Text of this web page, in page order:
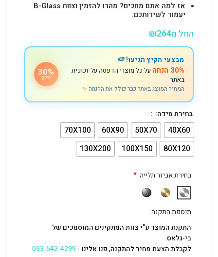
אז למה אתם מחכים? מהרו להזמין וצוות B-Glass
יעמוד לשירותכם.
החל מ ₪264
מבצעי הקיץ הגיעו! 🍉
30% הנחה
על כל מוצרי הדפסה על זכוכית
באתר
המחיר המוצג באתר כבר כולל את ההנחה ✨
30%
OFF
בחירת מידה:
40X60
50X70
60X90
70X100
80X120
100X150
130X200
בחירת אביזר תלייה:*
תוספת התקנה
התקנת המוצר ע"י צוות המתקינים המוסמכים של
בי-גלאס.
לקבלת הצעת מחיר להתקנה, פנו אלינו -053-542-4299